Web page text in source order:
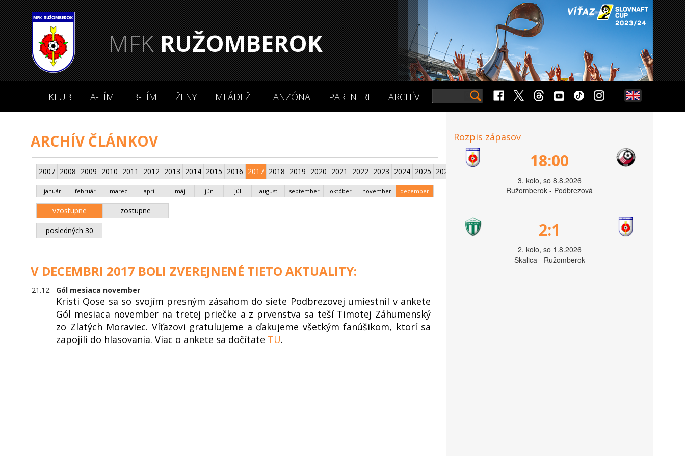
MFKRUŽOMBEROK
KLUB A-TÍM B-TÍM ŽENY MLÁDEŽ FANZÓNA PARTNERI ARCHÍV
ARCHÍV ČLÁNKOV
2007 2008 2009 2010 2011 2012 2013 2014 2015 2016 2017 2018 2019 2020 2021 2022 2023 2024 2025 2026
január február marec apríl máj jún júl august september október november december
vzostupne zostupne
posledných 30
V DECEMBRI 2017 BOLI ZVEREJNENÉ TIETO AKTUALITY:
21.12. Gól mesiaca november
Kristi Qose sa so svojím presným zásahom do siete Podbrezovej umiestnil v ankete
Gól mesiaca november na tretej priečke a z prvenstva sa teší Timotej Záhumenský
zo Zlatých Moraviec. Víťazovi gratulujeme a ďakujeme všetkým fanúšikom, ktorí sa
zapojili do hlasovania. Viac o ankete sa dočítate TU.
Rozpis zápasov
18:00
3. kolo, so 8.8.2026
Ružomberok - Podbrezová
2:1
2. kolo, so 1.8.2026
Skalica - Ružomberok